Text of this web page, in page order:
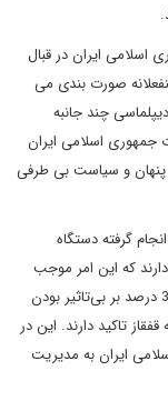
اسلامی ایران در قبال
صورت بندی می
را در دیپلماسی چند جانبه
جمهوری اسلامی ایران
پنهان و سیاست بی طرفی
گرفته دستگاه
که این امر موجب
القای انفعال ایران در میان سایر بازیگران شده است. 36 درصد بر بی‌تاثیر بودن
تاکید دارند. این در
اسلامی ایران به مدیریت